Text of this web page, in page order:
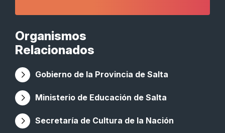
Organismos
Relacionados
Gobierno de la Provincia de Salta
Ministerio de Educación de Salta
Secretaría de Cultura de la Nación